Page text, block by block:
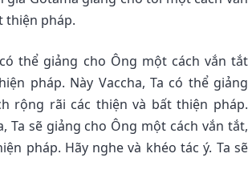
thiện pháp.
có thể giảng cho Ông một cách vắn tắt
pháp. Này Vaccha, Ta có thể giảng
rộng rãi các thiện và bất thiện pháp.
Ta sẽ giảng cho Ông một cách vắn tắt,
pháp. Hãy nghe và khéo tác ý. Ta sẽ